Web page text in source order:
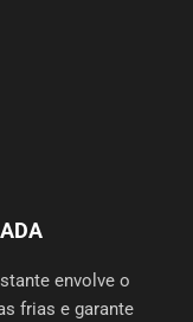
envolve o
frias e garante